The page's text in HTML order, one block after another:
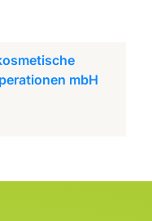
mbH